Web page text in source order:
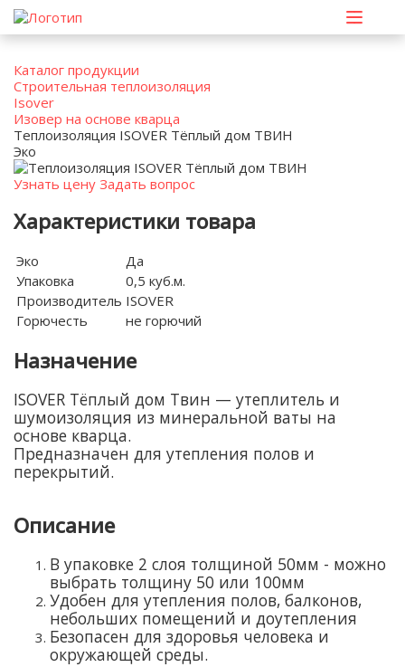
Каталог продукции
Строительная теплоизоляция
Isover
Изовер на основе кварца
Теплоизоляция ISOVER Тёплый дом ТВИН
Эко
Узнать цену Задать вопрос
Характеристики товара
Эко
Да
Упаковка
0,5 куб.м.
Производитель ISOVER
Горючесть
не горючий
Назначение
ISOVER Тёплый дом Твин — утеплитель и
шумоизоляция из минеральной ваты на
основе кварца.
Предназначен для утепления полов и
перекрытий.
Описание
В упаковке 2 слоя толщиной 50мм - можно
выбрать толщину 50 или 100мм
Удобен для утепления полов, балконов,
небольших помещений и доутепления
Безопасен для здоровья человека и
окружающей среды.